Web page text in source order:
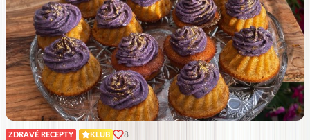
ZDRAVÉ RECEPTY KLUB 8